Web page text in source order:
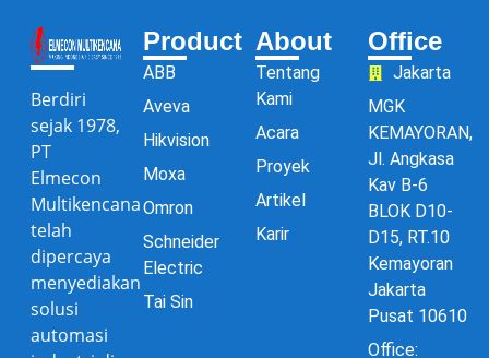
Berdiri
sejak 1978,
PT
Elmecon
Multikencana
telah
dipercaya
menyediakan
solusi
automasi
Product
ABB
Aveva
Hikvision
Moxa
Omron
Schneider
Electric
Tai Sin
About
Tentang
Kami
Acara
Proyek
Artikel
Karir
Office
Jakarta
MGK
KEMAYORAN,
Jl. Angkasa
Kav B-6
BLOK D10-
D15, RT.10
Kemayoran
Jakarta
Pusat 10610
Office: